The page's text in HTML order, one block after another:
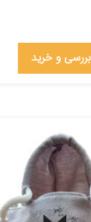
بررسی و خرید